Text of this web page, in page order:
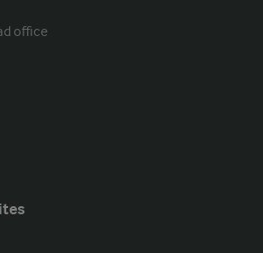
office